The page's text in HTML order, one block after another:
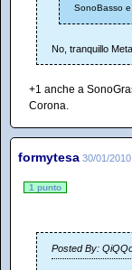
SonoBasso e
No, tranquillo
+1 anche a
Corona.
formytesa 30/01/
1 punto
Posted By: